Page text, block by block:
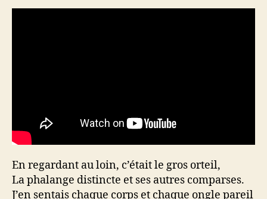
En regardant au loin, c’était le gros orteil,
La phalange distincte et ses autres comparses.
J’en sentais chaque corps et chaque ongle pareil